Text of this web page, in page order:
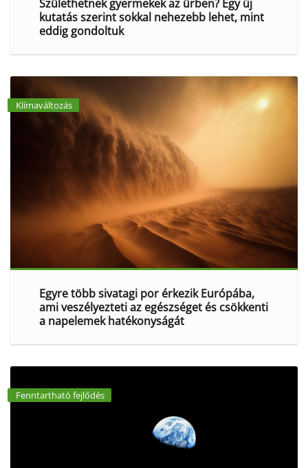
Születhetnek gyermekek az űrben? Egy új
kutatás szerint sokkal nehezebb lehet, mint
eddig gondoltuk
Klímaváltozás
Egyre több sivatagi por érkezik Európába,
ami veszélyezteti az egészséget és csökkenti
a napelemek hatékonyságát
Fenntartható fejlődés